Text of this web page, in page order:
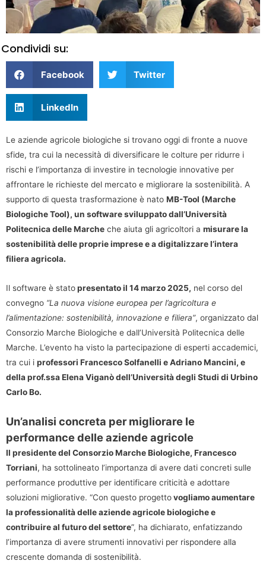
Condividi su:
Facebook Twitter
LinkedIn
Le aziende agricole biologiche si trovano oggi di fronte a nuove
sfide, tra cui la necessità di diversificare le colture per ridurre i
rischi e l’importanza di investire in tecnologie innovative per
affrontare le richieste del mercato e migliorare la sostenibilità. A
supporto di questa trasformazione è nato MB-Tool (Marche
Biologiche Tool), un software sviluppato dall’Università
Politecnica delle Marche che aiuta gli agricoltori a misurare la
sostenibilità delle proprie imprese e a digitalizzare l’intera
filiera agricola.
Il software è statopresentato il 14 marzo 2025, nel corso del
convegno “La nuova visione europea per l’agricoltura e
l’alimentazione: sostenibilità, innovazione e filiera”, organizzato dal
Consorzio Marche Biologiche e dall’Università Politecnica delle
Marche. L’evento ha visto la partecipazione di esperti accademici,
tra cui i professori Francesco Solfanelli e Adriano Mancini, e
della prof.ssa Elena Viganò dell’Università degli Studi di Urbino
Carlo Bo.
Un’analisi concreta per migliorare le
performance delle aziende agricole
Il presidente del Consorzio Marche Biologiche, Francesco
Torriani, ha sottolineato l’importanza di avere dati concreti sulle
performance produttive per identificare criticità e adottare
soluzioni migliorative. “Con questo progettovogliamo aumentare
la professionalità delle aziende agricole biologiche e
contribuire al futuro del settore”, ha dichiarato, enfatizzando
l’importanza di avere strumenti innovativi per rispondere alla
crescente domanda di sostenibilità.